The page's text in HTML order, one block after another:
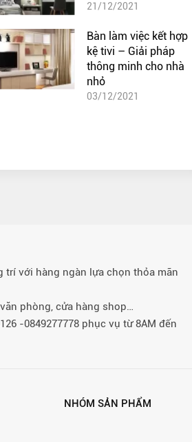
21/12/2021
Bàn làm việc kết hợp
kệ tivi – Giải pháp
thông minh cho nhà
nhỏ
03/12/2021
trí với hàng ngàn lựa chọn thỏa mãn
phòng, cửa hàng shop…
-0849277778 phục vụ từ 8AM đến
NHÓM SẢN PHẨM